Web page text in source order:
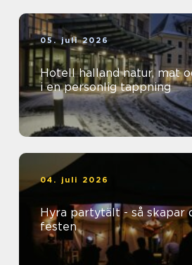
05. juli 2026
Hotell halland natur, mat och avkoppling
i en personlig tappning
04. juli 2026
Hyra partytält - så skapar
festen